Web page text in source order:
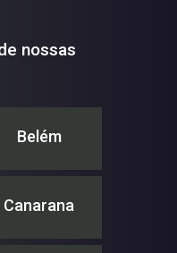
nossas
Belém
Canarana